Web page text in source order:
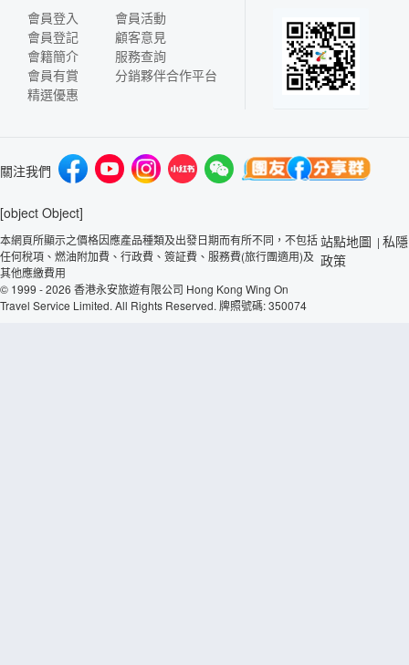
會員登入
會員登記
會籍簡介
會員有賞
精選優惠
會員活動
顧客意見
服務查詢
分銷夥伴合作平台
關注我們
[object Object]
本網頁所顯示之價格因應產品種類及出發日期而有所不同，不包括
任何稅項、燃油附加費、行政費、簽証費、服務費(旅行團適用)及
其他應繳費用
© 1999 - 2026 香港永安旅遊有限公司 Hong Kong Wing On
Travel Service Limited. All Rights Reserved. 牌照號碼: 350074
站點地圖 | 私隱
政策